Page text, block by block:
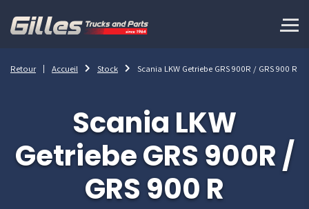
Retour Accueil Stock Scania LKW Getriebe GRS 900R / GRS 900 R
Scania LKW
Getriebe GRS 900R /
GRS 900 R